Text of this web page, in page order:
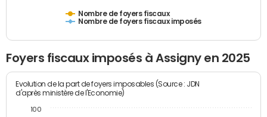
Nombre de foyers fiscaux
Nombre de foyers fiscaux imposés
Foyers fiscaux imposés à Assigny en 2025
Evolution de la part de foyers imposables (Source : JDN
d'après ministère de l'Economie)
100